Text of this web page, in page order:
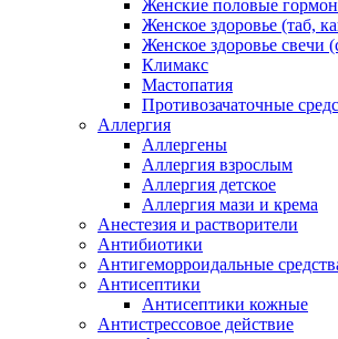
Женские половые
Женское здоровье (таб,
Женское здоровье свечи
Климакс
Мастопатия
Противозачаточные
Аллергия
Аллергены
Аллергия взрослым
Аллергия детское
Аллергия мази и крема
Анестезия и растворители
Антибиотики
Антигеморроидальные
Антисептики
Антисептики кожные
Антистрессовое действие